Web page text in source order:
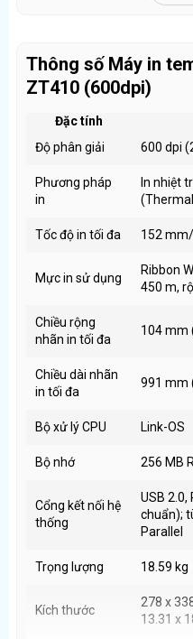
Vẫn đáp ứng nhu cầu
Ổn định khi in liên tục
Quản lý máy in từ xa
Dễ dàng tích hợp với
Cập nhật firmware và
Giúp doanh nghiệp kiểm
Bộ nhớ lớn – Xử lý tem
256 MB RAM
512 MB Flash
Cho phép:
Lưu nhiều định dạng tem
Giảm lỗi khi in liên tục
Hỗ trợ ribbon 450m –
Wax
Resin
Thông số Máy in
ZT410 (600dpi)
Đặc tính
Độ phân giải
600 dpi
Phương pháp
in
In nhiệt
Tốc độ in tối đa 152
Mực in sử dụng
Ribbon
450 m,
Chiều rộng
nhãn in tối đa
104 mm
Chiều dài nhãn
in tối đa
991 mm
Bộ xử lý CPU Link-OS ​
Bộ nhớ 256 MB
Cổng kết nối hệ
thống
USB
chuẩn);
Parallel ​
Trọng lượng 18.59 kg ​
Kích thước
278 x
13.31 x